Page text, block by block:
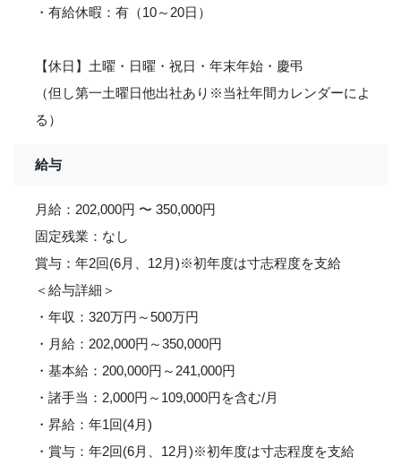
・有給休暇：有（10～20日）
【休日】土曜・日曜・祝日・年末年始・慶弔
（但し第一土曜日他出社あり※当社年間カレンダーによ
る）
給与
月給：202,000円 〜 350,000円
固定残業：なし
賞与：年2回(6月、12月)※初年度は寸志程度を支給
＜給与詳細＞
・年収：320万円～500万円
・月給：202,000円～350,000円
・基本給：200,000円～241,000円
・諸手当：2,000円～109,000円を含む/月
・昇給：年1回(4月)
・賞与：年2回(6月、12月)※初年度は寸志程度を支給